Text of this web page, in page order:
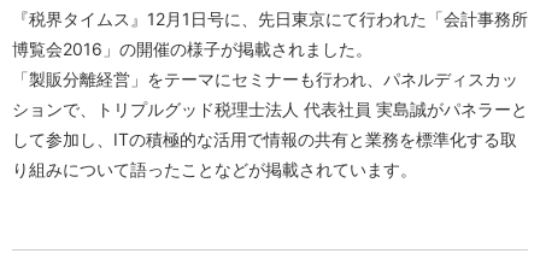
『税界タイムス』12月1日号に、先日東京にて行われた「会計事務所
博覧会2016」の開催の様子が掲載されました。
「製販分離経営」をテーマにセミナーも行われ、パネルディスカッ
ションで、トリプルグッド税理士法人 代表社員 実島誠がパネラーと
して参加し、ITの積極的な活用で情報の共有と業務を標準化する取
り組みについて語ったことなどが掲載されています。